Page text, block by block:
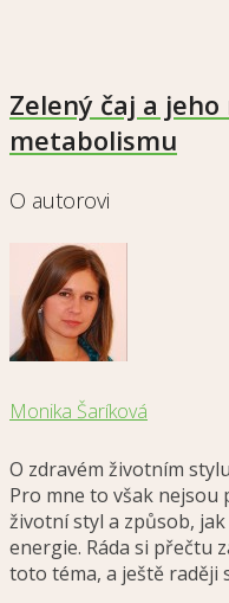
Zelený čaj a
metabolismu
O autorovi
Monika Šaríková
O zdravém životním
Pro mne to však nejsou
životní styl a způsob,
energie. Ráda si přečtu
toto téma, a ještě raději